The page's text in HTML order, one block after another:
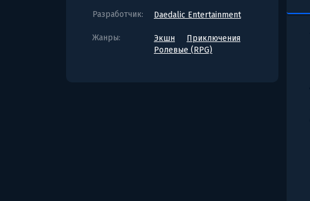
Разработчик: Daedalic Entertainment
Жанры: Экшн
Приключения
Ролевые (RPG)